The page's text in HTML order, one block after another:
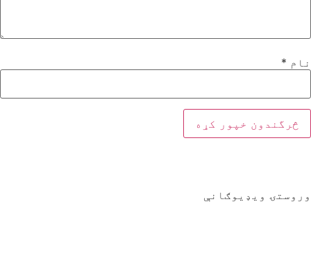
نام *
وروستۍ ویډیوګانې